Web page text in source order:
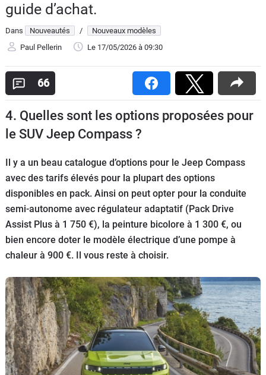
Utilitaires
Flottes
Services
Forum
Marques
guide d’achat.
Dans Nouveautés /
Nouveaux modèles
Paul Pellerin
Le 17/05/2026 à 09:30
66
4. Quelles sont les options proposées pour
le SUV Jeep Compass ?
Il y a un beau catalogue d’options pour le Jeep Compass
avec des tarifs élevés pour la plupart des options
disponibles en pack. Ainsi on peut opter pour la conduite
semi-autonome avec régulateur adaptatif (Pack Drive
Assist Plus à 1 750 €), la peinture bicolore à 1 300 €, ou
bien encore doter le modèle électrique d’une pompe à
chaleur à 900 €. Il vous reste à choisir.